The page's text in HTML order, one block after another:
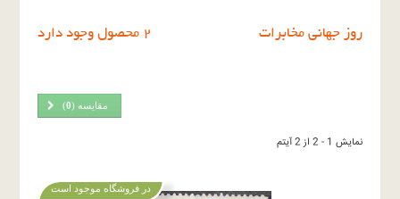
روز جهانی مخابرات 2 محصول وجود دارد
مقایسه (0
)
نمایش 1 - 2 از 2 آیتم
در فروشگاه موجود است